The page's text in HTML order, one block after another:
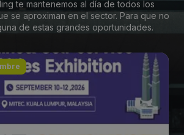
te mantenemos al día de todos los
se aproximan en el sector. Para que no
de estas grandes oportunidades.